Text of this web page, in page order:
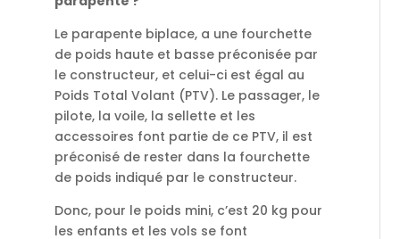
Le parapente biplace, a une fourchette
de poids haute et basse préconisée par
le constructeur, et celui-ci est égal au
Poids Total Volant (PTV). Le passager, le
pilote, la voile, la sellette et les
accessoires font partie de ce PTV, il est
préconisé de rester dans la fourchette
de poids indiqué par le constructeur.
Donc, pour le poids mini, c’est 20 kg pour
les enfants et les vols se font